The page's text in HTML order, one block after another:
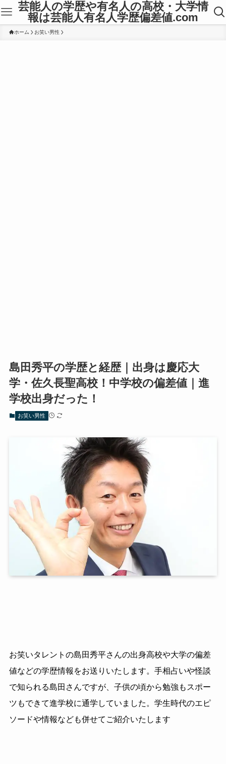
芸能人の学歴や有名人の高校・大学情
報は芸能人有名人学歴偏差値.com
ホーム お笑い男性
島田秀平の学歴と経歴｜出身は慶応大
学・佐久長聖高校！中学校の偏差値｜進
学校出身だった！
お笑い男性
お笑いタレントの島田秀平さんの出身高校や大学の偏差
値などの学歴情報をお送りいたします。手相占いや怪談
で知られる島田さんですが、子供の頃から勉強もスポー
ツもできて進学校に通学していました。学生時代のエピ
ソードや情報なども併せてご紹介いたします